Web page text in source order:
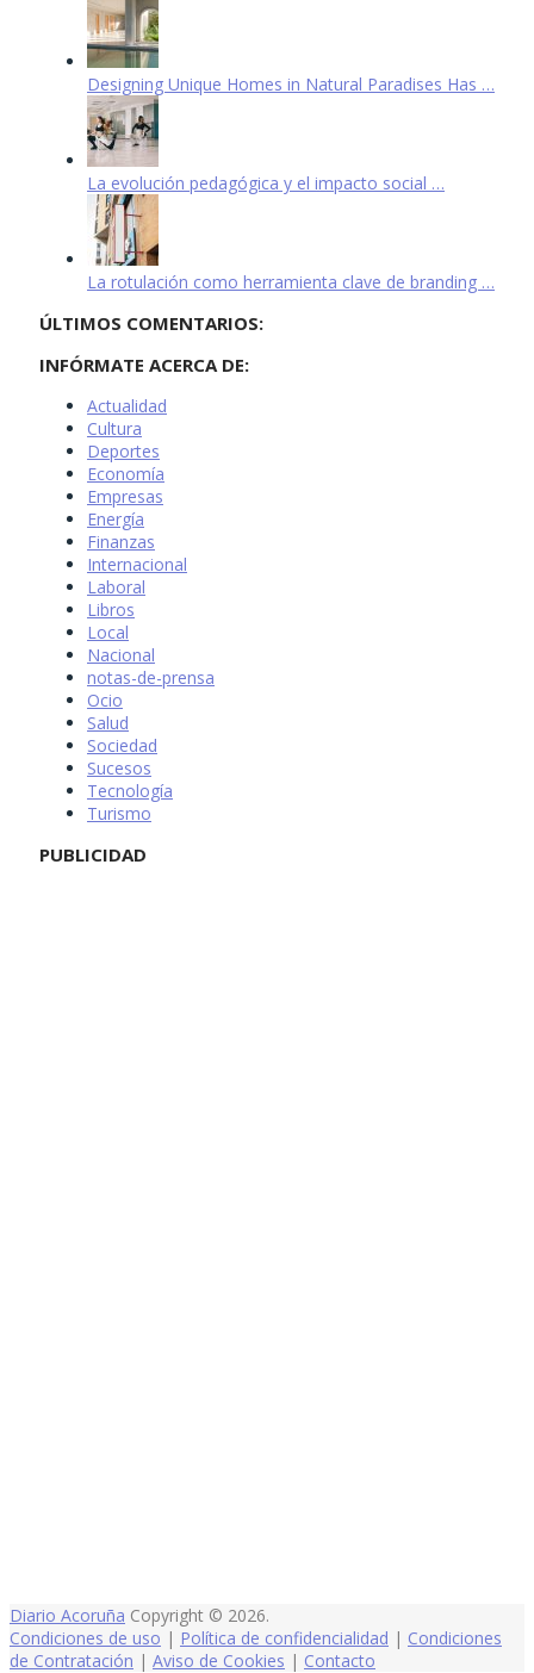
Designing Unique Homes in Natural Paradises Has …
La evolución pedagógica y el impacto social …
La rotulación como herramienta clave de branding …
ÚLTIMOS COMENTARIOS:
INFÓRMATE ACERCA DE:
Actualidad
Cultura
Deportes
Economía
Empresas
Energía
Finanzas
Internacional
Laboral
Libros
Local
Nacional
notas-de-prensa
Ocio
Salud
Sociedad
Sucesos
Tecnología
Turismo
PUBLICIDAD
Diario Acoruña Copyright © 2026.
Condiciones de uso | Política de confidencialidad | Condiciones
de Contratación | Aviso de Cookies | Contacto